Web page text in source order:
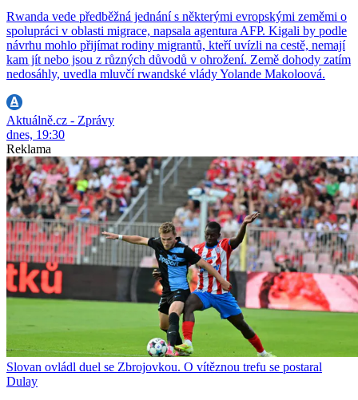
Rwanda vede předběžná jednání s některými evropskými zeměmi o
spolupráci v oblasti migrace, napsala agentura AFP. Kigali by podle
návrhu mohlo přijímat rodiny migrantů, kteří uvízli na cestě, nemají
kam jít nebo jsou z různých důvodů v ohrožení. Země dohody zatím
nedosáhly, uvedla mluvčí rwandské vlády Yolande Makoloová.
Aktuálně.cz - Zprávy
dnes, 19:30
Reklama
Slovan ovládl duel se Zbrojovkou. O vítěznou trefu se postaral
Dulay